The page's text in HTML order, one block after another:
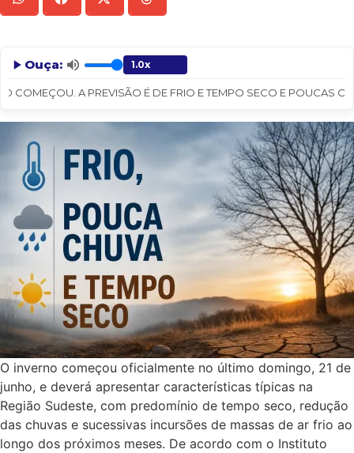
Ouça:
COMEÇOU. A PREVISÃO É DE FRIO E TEMPO SECO E POUCAS
O inverno começou oficialmente no último domingo, 21 de
junho, e deverá apresentar características típicas na
Região Sudeste, com predomínio de tempo seco, redução
das chuvas e sucessivas incursões de massas de ar frio ao
longo dos próximos meses. De acordo com o Instituto